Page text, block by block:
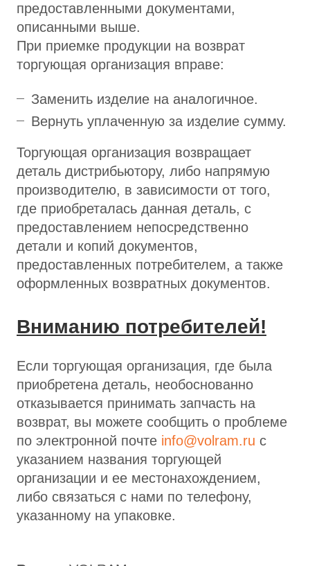
предоставленными документами,
описанными выше.
При приемке продукции на возврат
торгующая организация вправе:
Заменить изделие на аналогичное.
Вернуть уплаченную за изделие сумму.
Торгующая организация возвращает
деталь дистрибьютору, либо напрямую
производителю, в зависимости от того,
где приобреталась данная деталь, с
предоставлением непосредственно
детали и копий документов,
предоставленных потребителем, а также
оформленных возвратных документов.
Вниманию потребителей!
Если торгующая организация, где была
приобретена деталь, необоснованно
отказывается принимать запчасть на
возврат, вы можете сообщить о проблеме
по электронной почте info@volram.ru с
указанием названия торгующей
организации и ее местонахождением,
либо связаться с нами по телефону,
указанному на упаковке.